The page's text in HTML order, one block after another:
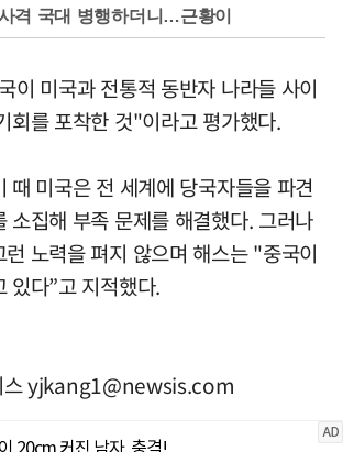
격 국대 병행하더니…근황이
이 미국과 전통적 동반자 나라들 사이
회를 포착한 것"이라고 평가했다.
때 미국은 전 세계에 당국자들을 파견
소집해 부족 문제를 해결했다. 그러나
노력을 펴지 않으며 해스는 "중국이
있다”고 지적했다.
yjkang1@newsis.com